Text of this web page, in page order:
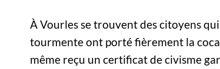
À Vourles se trouvent des citoyens
tourmente ont porté fièrement la
même reçu un certificat de civisme